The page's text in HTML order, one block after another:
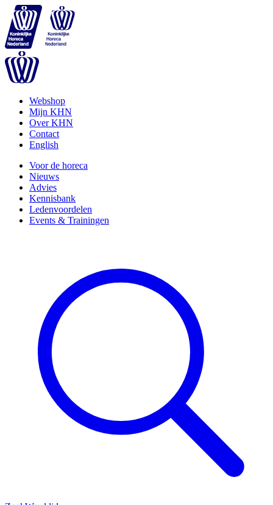
Webshop
Mijn KHN
Over KHN
Contact
English
Voor de horeca
Nieuws
Advies
Kennisbank
Ledenvoordelen
Events & Trainingen